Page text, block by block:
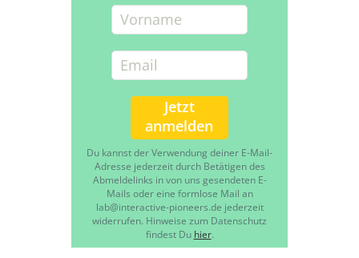
Du kannst der Verwendung deiner E-Mail-
Adresse jederzeit durch Betätigen des
Abmeldelinks in von uns gesendeten E-
Mails oder eine formlose Mail an
lab@interactive-pioneers.de jederzeit
widerrufen. Hinweise zum Datenschutz
findest Du hier.